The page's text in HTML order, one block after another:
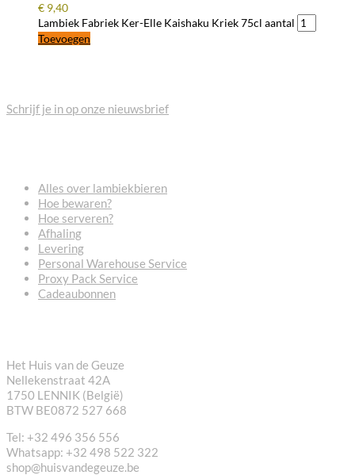
€ 9,40
Lambiek Fabriek Ker-Elle Kaishaku Kriek 75cl aantal
Toevoegen
Schrijf je in op onze nieuwsbrief
Alles over lambiekbieren
Hoe bewaren?
Hoe serveren?
Afhaling
Levering
Personal Warehouse Service
Proxy Pack Service
Cadeaubonnen
Het Huis van de Geuze
Nellekenstraat 42A
1750 LENNIK (België)
BTW BE0872 527 668
Tel: +32 496 356 556
Whatsapp: +32 498 522 322
shop@huisvandegeuze.be